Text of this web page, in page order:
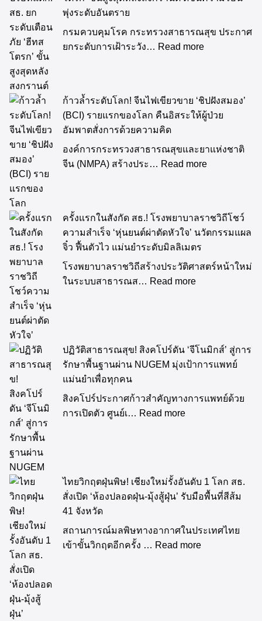
พุ่งระดับอันตราย
กรมควบคุมโรค กระทรวงสาธารณสุข ประกาศ
ยกระดับการเฝ้าระวัง… Read more
ก้าวล้ำระดับโลก! จีนไฟเขียวขาย ‘ชิปฝังสมอง’
(BCI) รายแรกของโลก คืนอิสระให้ผู้ป่วย
อัมพาตสั่งการด้วยความคิด
องค์การกระทรวงสาธารณสุขและยาแห่งชาติ
จีน (NMPA) สร้างประ… Read more
ครั้งแรกในสังกัด สธ.! โรงพยาบาลราชวิถีโชว์
ความสำเร็จ ‘หุ่นยนต์ผ่าตัดหัวใจ’ นวัตกรรมแผล
จิ๋ว ฟื้นตัวไว แม่นยำระดับมิลลิเมตร
โรงพยาบาลราชวิถีสร้างประวัติศาสตร์หน้าใหม่
ในระบบสาธารณส… Read more
ปฏิวัติสาธารณสุข! สิงคโปร์ดัน ‘จีโนมิกส์’ สู่การ
รักษาพื้นฐานผ่าน NUGEM มุ่งเป้าการแพทย์
แม่นยำเพื่อทุกคน
สิงคโปร์ประกาศก้าวสำคัญทางการแพทย์ด้วย
การเปิดตัว ศูนย์เ… Read more
ไทยวิกฤตฝุ่นพิษ! เชียงใหม่รั้งอันดับ 1 โลก สธ.
สั่งเปิด ‘ห้องปลอดฝุ่น-มุ้งสู้ฝุ่น’ รับมือพื้นที่สีส้ม
41 จังหวัด
สถานการณ์มลพิษทางอากาศในประเทศไทย
เข้าขั้นวิกฤตอีกครั้ง … Read more